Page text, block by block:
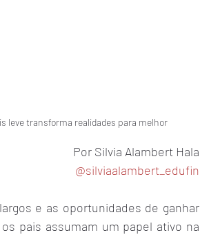
leve transforma realidades para melhor
Por Silvia Alambert Hala
@silviaalambert_edufin
e as oportunidades de ganhar
pais assumam um papel ativo na